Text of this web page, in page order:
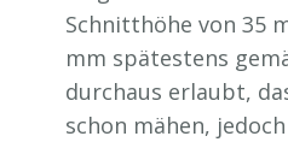
Schnitthöhe von 35
mm spätestens
durchaus erlaubt,
schon mähen,